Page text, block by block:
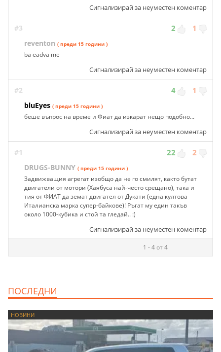
Сигнализирай за неуместен коментар
#3 2 1
reventon ( преди 15 години )
ba eadva me
Сигнализирай за неуместен коментар
#2 4 1
bluEyes ( преди 15 години )
беше въпрос на време и Фиат да изкарат нещо подобно...
Сигнализирай за неуместен коментар
#1 22 2
DRUGS-BUNNY ( преди 15 години )
Задвижващия агрегат изобщо да не го смилят, както бутат
двигатели от мотори (Хаябуса най-често срещано), така и
тия от ФИАТ да земат двигател от Дукати (една култова
Италианска марка супер-байкове)! Ръгат му един такъв
около 1000-кубика и стой та гледай.. :)
Сигнализирай за неуместен коментар
1 - 4 от 4
ПОСЛЕДНИ
НОВИНИ